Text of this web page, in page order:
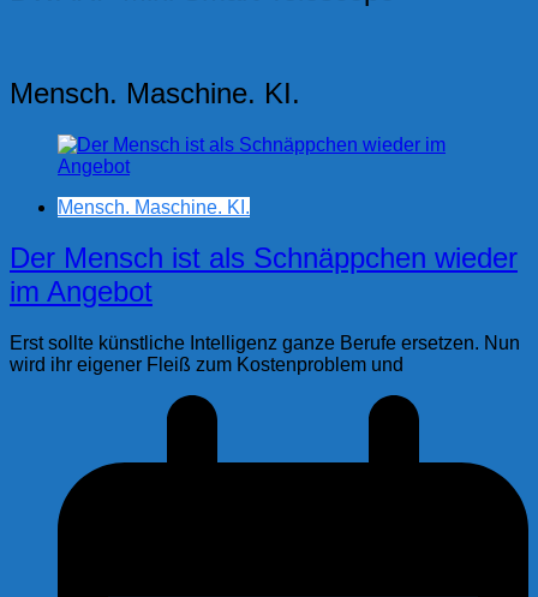
Mensch. Maschine. KI.
Mensch. Maschine. KI.
Der Mensch ist als Schnäppchen wieder
im Angebot
Erst sollte künstliche Intelligenz ganze Berufe ersetzen. Nun
wird ihr eigener Fleiß zum Kostenproblem und